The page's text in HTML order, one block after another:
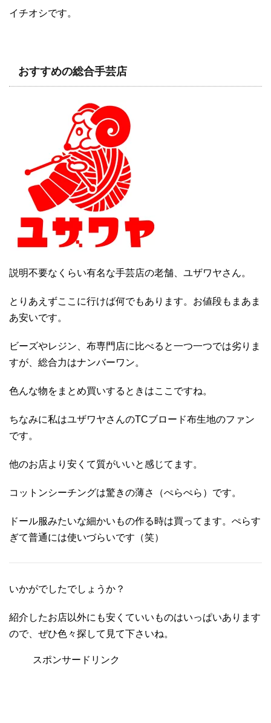
イチオシです。
おすすめの総合手芸店
説明不要なくらい有名な手芸店の老舗、ユザワヤさん。
とりあえずここに行けば何でもあります。お値段もまあま
あ安いです。
ビーズやレジン、布専門店に比べると一つ一つでは劣りま
すが、総合力はナンバーワン。
色んな物をまとめ買いするときはここですね。
ちなみに私はユザワヤさんのTCブロード布生地のファン
です。
他のお店より安くて質がいいと感じてます。
コットンシーチングは驚きの薄さ（ぺらぺら）です。
ドール服みたいな細かいもの作る時は買ってます。ぺらす
ぎて普通には使いづらいです（笑）
いかがでしたでしょうか？
紹介したお店以外にも安くていいものはいっぱいあります
ので、ぜひ色々探して見て下さいね。
スポンサードリンク